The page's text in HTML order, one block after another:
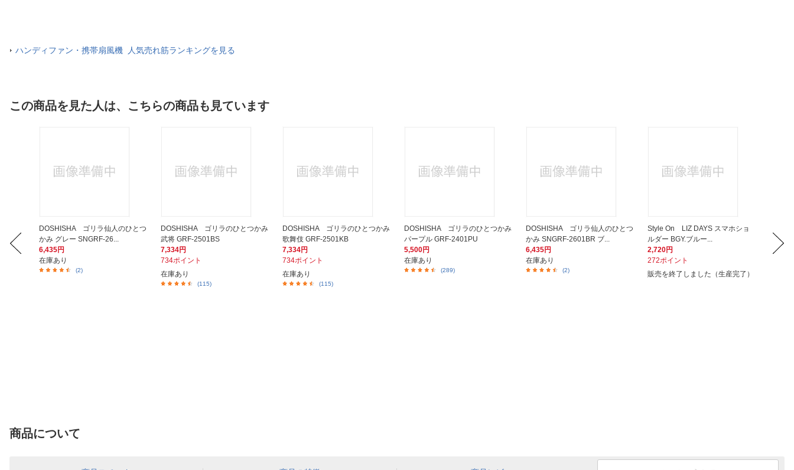
ハンディファン・携帯扇風機 人気売れ筋ランキングを見る
この商品を見た人は、こちらの商品も見ています
DOSHISHA ゴリラ仙人のひとつ
かみ グレー SNGRF-26...
6,435円
在庫あり
(2)
DOSHISHA ゴリラのひとつかみ
武将 GRF-2501BS
7,334円
734ポイント
在庫あり
(115)
DOSHISHA ゴリラのひとつかみ
歌舞伎 GRF-2501KB
7,334円
734ポイント
在庫あり
(115)
DOSHISHA ゴリラのひとつかみ
パープル GRF-2401PU
5,500円
在庫あり
(289)
DOSHISHA ゴリラ仙人のひとつ
かみ SNGRF-2601BR ブ...
6,435円
在庫あり
(2)
Style On LIZ DAYS スマホショ
ルダー BGY.ブルー...
2,720円
272ポイント
販売を終了しました（生産完了）
nello
4,240円
商品について